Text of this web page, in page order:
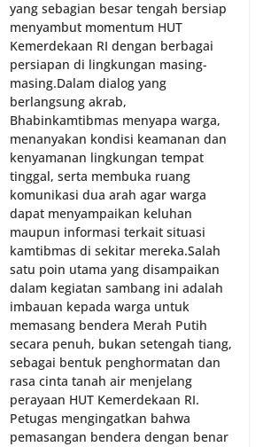
yang sebagian besar tengah bersiap
menyambut momentum HUT
Kemerdekaan RI dengan berbagai
persiapan di lingkungan masing-
masing.‎Dalam dialog yang
berlangsung akrab,
Bhabinkamtibmas menyapa warga,
menanyakan kondisi keamanan dan
kenyamanan lingkungan tempat
tinggal, serta membuka ruang
komunikasi dua arah agar warga
dapat menyampaikan keluhan
maupun informasi terkait situasi
kamtibmas di sekitar mereka.‎‎‎Salah
satu poin utama yang disampaikan
dalam kegiatan sambang ini adalah
imbauan kepada warga untuk
memasang bendera Merah Putih
secara penuh, bukan setengah tiang,
sebagai bentuk penghormatan dan
rasa cinta tanah air menjelang
perayaan HUT Kemerdekaan RI.
Petugas mengingatkan bahwa
pemasangan bendera dengan benar